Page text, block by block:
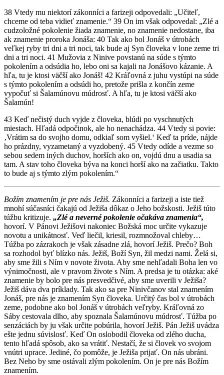
38 Vtedy mu niektorí zákonníci a farizeji odpovedali: „Učiteľ,
chceme od teba vidieť znamenie.“ 39 On im však odpovedal: „Zlé a
cudzoložné pokolenie žiada znamenie, no znamenie nedostane, iba
ak znamenie proroka Jonáša: 40 Tak ako bol Jonáš v útrobách
veľkej ryby tri dni a tri noci, tak bude aj Syn človeka v lone zeme tri
dni a tri noci. 41 Mužovia z Ninive povstanú na súde s týmto
pokolením a odsúdia ho, lebo oni sa kajali na Jonášovo kázanie. A
hľa, tu je ktosi väčší ako Jonáš! 42 Kráľovná z juhu vystúpi na súde
s týmto pokolením a odsúdi ho, pretože prišla z končín zeme
vypočuť si Šalamúnovu múdrosť. A hľa, tu je ktosi väčší ako
Šalamún!
43 Keď nečistý duch vyjde z človeka, blúdi po vyschnutých
miestach. Hľadá odpočinok, ale ho nenachádza. 44 Vtedy si povie:
‚Vrátim sa do svojho domu, odkiaľ som vyšiel.‘ Keď ta príde, nájde
ho prázdny, vyzametaný a vyzdobený. 45 Vtedy odíde a vezme so
sebou sedem iných duchov, horších ako on, vojdú dnu a usadia sa
tam. A stav toho človeka býva na konci horší ako na začiatku. Takto
to bude aj s týmto zlým pokolením.“
Božím znamením je pre nás Ježiš. Zákonníci a farizeji a iste tiež
mnohí súčasníci čakajú od Ježiša dôkaz o Jeho božskosti. Ježiš túto
túžbu kritizuje. „Zlé a neverné pokolenie očakáva znamenia“,
hovorí. V Pánovi Ježišovi nakoniec Božská moc určite vykazuje
novotu a unikátnosť. Veď liečil, kriesil, rozmnožoval chleby…
Túžba po zázrakoch je však zásadne zlá, hovorí Ježiš. Prečo? Boh
sa rozhodol byť blízko nás. Ježiš, Boží Syn, žil medzi nami. Želá si,
aby sme žili s Ním v novote života. Aby sme nehľadali Boha len vo
výnimočnosti, ale v pravom živote s Ním. A predsa je tu otázka: aké
znamenie by bolo pre nás presvedčivé, aby sme uverili v Ježiša?
Ježiš dáva dva príklady. Tak ako sa pre Ninivčanov stal znamením
Jonáš, pre nás je znamením Syn človeka. Určitý čas bol v útrobách
zeme, podobne ako bol Jonáš v útrobách veľryby. Kráľovná zo
Sáby cestovala dlho, aby spoznala Šalamúnovu múdrosť. Túžba po
senzáciách by ju však určite pobúrila, hovorí Ježiš. Pán Ježiš uvádza
ešte jednu súvislosť. Keď On oslobodil človeka od zlého ducha,
tento hľadá spôsob, ako sa vrátiť. Nestačí, že si človek vo svojom
vnútri uprace. Jediné, čo pomôže, je Ježiša prijať. On nás ubráni.
Bez Neho by sme ostávali zlým pokolením. On je pre nás Božím
znamením.